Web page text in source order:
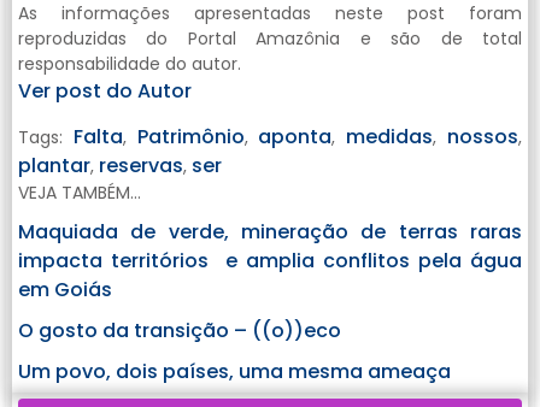
As informações apresentadas neste post foram
reproduzidas do Portal Amazônia e são de total
responsabilidade do autor.
Ver post do Autor
Tags: Falta, Patrimônio, aponta, medidas, nossos,
plantar, reservas, ser
VEJA TAMBÉM...
Maquiada de verde, mineração de terras raras
impacta territórios e amplia conflitos pela água
em Goiás
O gosto da transição – ((o))eco
Um povo, dois países, uma mesma ameaça